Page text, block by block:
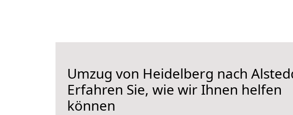
Umzug von Heidelberg nach
Erfahren Sie, wie wir Ihnen helfen
können